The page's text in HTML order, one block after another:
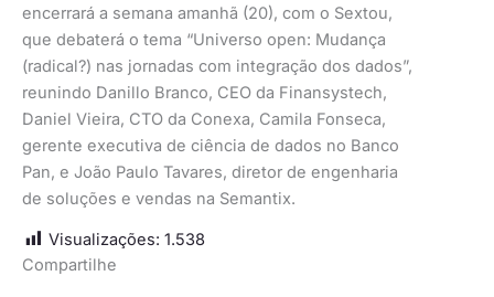
encerrará a semana amanhã (20), com o Sextou,
que debaterá o tema “Universo open: Mudança
(radical?) nas jornadas com integração dos dados”,
reunindo Danillo Branco, CEO da Finansystech,
Daniel Vieira, CTO da Conexa, Camila Fonseca,
gerente executiva de ciência de dados no Banco
Pan, e João Paulo Tavares, diretor de engenharia
de soluções e vendas na Semantix.
Visualizações: 1.538
Compartilhe